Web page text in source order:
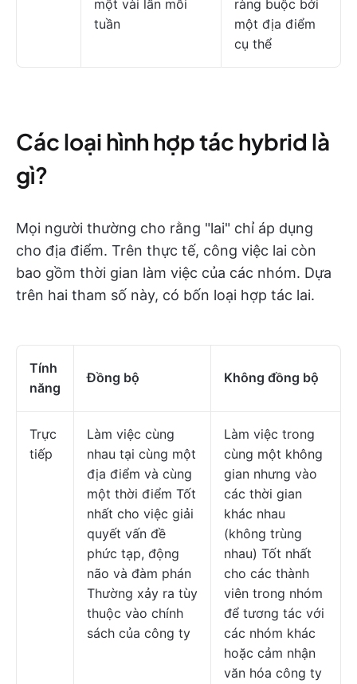
một vài lần mỗi
tuần
ràng buộc bởi
một địa điểm
cụ thể
Các loại hình hợp tác hybrid là
gì?
Mọi người thường cho rằng "lai" chỉ áp dụng
cho địa điểm. Trên thực tế, công việc lai còn
bao gồm thời gian làm việc của các nhóm. Dựa
trên hai tham số này, có bốn loại hợp tác lai.
Tính
năng
Đồng bộ Không đồng bộ
Trực
tiếp
Làm việc cùng
nhau tại cùng một
địa điểm và cùng
một thời điểm Tốt
nhất cho việc giải
quyết vấn đề
phức tạp, động
não và đàm phán
Thường xảy ra tùy
thuộc vào chính
sách của công ty
Làm việc trong
cùng một không
gian nhưng vào
các thời gian
khác nhau
(không trùng
nhau) Tốt nhất
cho các thành
viên trong nhóm
để tương tác với
các nhóm khác
hoặc cảm nhận
văn hóa công ty